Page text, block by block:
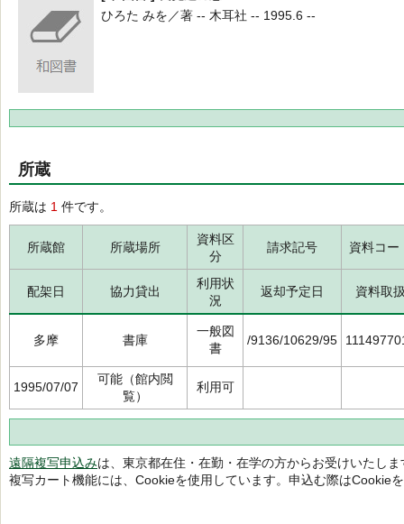
ひろた みを／著 -- 木耳社 -- 1995.6 --
所蔵
所蔵は 1 件です。
所蔵館 所蔵場所
資料区
分
請求記号 資料コー
配架日 協力貸出
利用状
況
返却予定日 資料取
多摩 書庫
一般図
書
/9136/10629/95
1995/07/07
可能（館内閲
覧）
利用可
遠隔複写申込みは、東京都在住・在勤・在学の方からお受けいたしま
複写カート機能には、Cookieを使用しています。申込む際はCookie